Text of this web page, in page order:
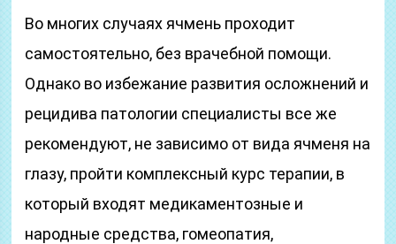
Во многих случаях ячмень проходит
самостоятельно, без врачебной помощи.
Однако во избежание развития осложнений и
рецидива патологии специалисты все же
рекомендуют, не зависимо от вида ячменя на
глазу, пройти комплексный курс терапии, в
который входят медикаментозные и
народные средства, гомеопатия,